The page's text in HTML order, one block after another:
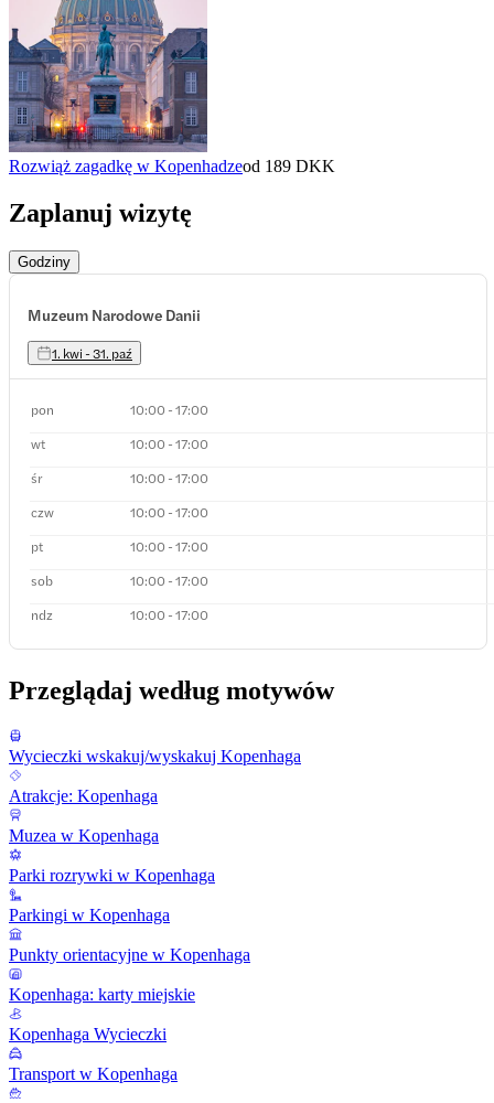
Rozwiąż zagadkę w Kopenhadzeod 189 DKK
Zaplanuj wizytę
Godziny
Muzeum Narodowe Danii
1. kwi - 31. paź
pon
10:00 - 17:00
wt
10:00 - 17:00
śr
10:00 - 17:00
czw
10:00 - 17:00
pt
10:00 - 17:00
sob
10:00 - 17:00
ndz
10:00 - 17:00
Przeglądaj według motywów
Wycieczki wskakuj/wyskakuj Kopenhaga
Atrakcje: Kopenhaga
Muzea w Kopenhaga
Parki rozrywki w Kopenhaga
Parkingi w Kopenhaga
Punkty orientacyjne w Kopenhaga
Kopenhaga: karty miejskie
Kopenhaga Wycieczki
Transport w Kopenhaga